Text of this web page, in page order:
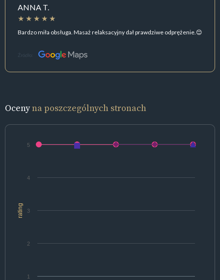
ANNA T.
Bardzo miła obsługa. Masaż relaksacyjny dał prawdziwe odprężenie.😊
Źródło:
Ocenyna poszczególnych stronach
rating
1
2
3
4
5